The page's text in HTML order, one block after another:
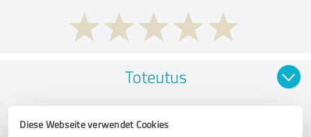
Diese Webseite verwendet Cookies
Toteutus